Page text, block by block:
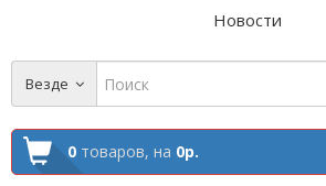
Новости
Везде
0 товаров, на 0р.